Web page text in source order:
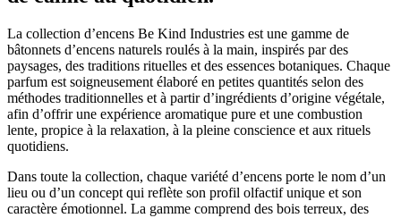
La collection d’encens Be Kind Industries est une gamme de
bâtonnets d’encens naturels roulés à la main, inspirés par des
paysages, des traditions rituelles et des essences botaniques. Chaque
parfum est soigneusement élaboré en petites quantités selon des
méthodes traditionnelles et à partir d’ingrédients d’origine végétale,
afin d’offrir une expérience aromatique pure et une combustion
lente, propice à la relaxation, à la pleine conscience et aux rituels
quotidiens.
Dans toute la collection, chaque variété d’encens porte le nom d’un
lieu ou d’un concept qui reflète son profil olfactif unique et son
caractère émotionnel. La gamme comprend des bois terreux, des